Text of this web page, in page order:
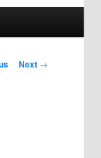
Next →